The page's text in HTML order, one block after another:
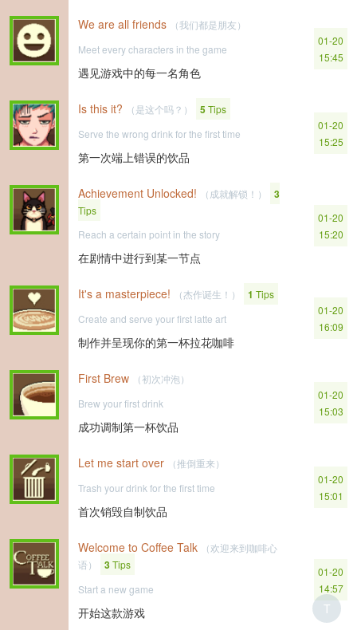
We are all friends
（我们都是朋友）
Meet every characters in the game
遇见游戏中的每一名角色
01-20
15:45
Is this it? （是这个吗？） 5Tips
Serve the wrong drink for the first time
第一次端上错误的饮品
01-20
15:25
Achievement Unlocked! （成就解锁！） 3
Tips
Reach a certain point in the story
在剧情中进行到某一节点
01-20
15:20
It's a masterpiece! （杰作诞生！） 1 Tips
Create and serve your first latte art
制作并呈现你的第一杯拉花咖啡
01-20
16:09
First Brew
（初次冲泡）
Brew your first drink
成功调制第一杯饮品
01-20
15:03
Let me start over
（推倒重来）
Trash your drink for the first time
首次销毁自制饮品
01-20
15:01
Welcome to Coffee Talk
（欢迎来到咖啡心
语）
3Tips
Start a new game
开始这款游戏
01-20
14:57
T